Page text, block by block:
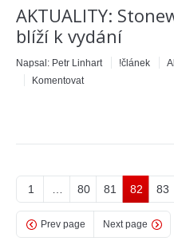
AKTUALITY:
blíží k vydání
Napsal: Petr Linhart !článek
Komentovat
1 80 81 82 83
Prev page Next page